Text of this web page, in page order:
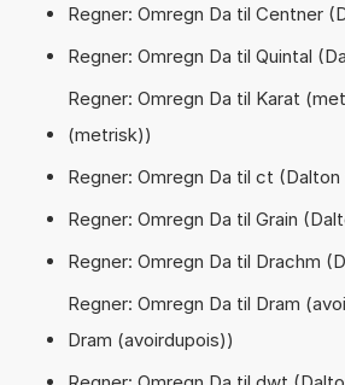
Regner: Omregn Da til Centner
Regner: Omregn Da til Quintal
Regner: Omregn Da til Karat
(metrisk))
Regner: Omregn Da til ct (Dalton
Regner: Omregn Da til Grain
Regner: Omregn Da til Drachm
Regner: Omregn Da til Dram
Dram (avoirdupois))